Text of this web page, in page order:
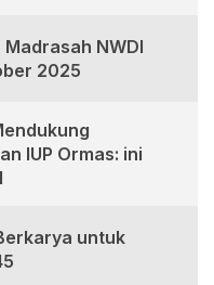
NWDI
2025
IUP Ormas: ini
untuk